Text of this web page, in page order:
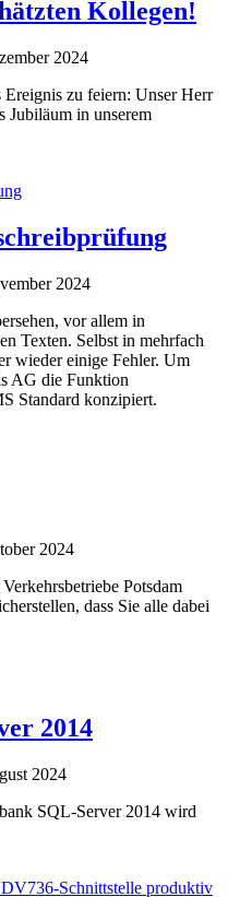
Kollegen!
2024
Ereignis zu feiern: Unser Herr
Jubiläum in unserem
2024
vor allem in
Texten. Selbst in mehrfach
wieder einige Fehler. Um
AG die Funktion
Standard konzipiert.
2024
Potsdam
dass Sie alle dabei
2014
2024
SQL-Server 2014 wird